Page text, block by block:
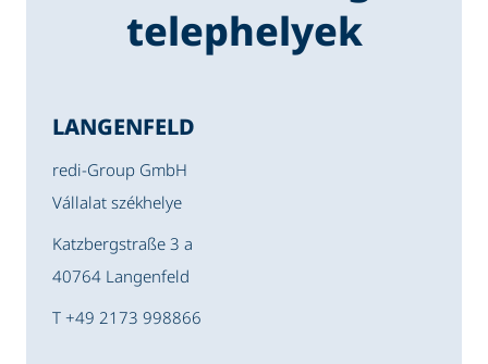
telephelyek
LANGENFELD
redi-Group GmbH
Vállalat székhelye
Katzbergstraße 3 a
40764 Langenfeld
T +49 2173 998866